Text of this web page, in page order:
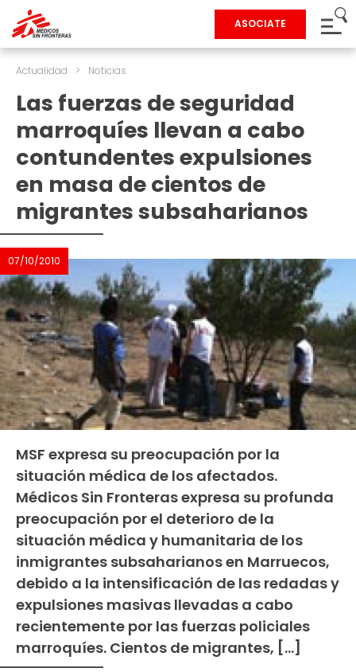
ASOCIATE
Actualidad > Noticias
Las fuerzas de seguridad
marroquíes llevan a cabo
contundentes expulsiones
en masa de cientos de
migrantes subsaharianos
07/10/2010
MSF expresa su preocupación por la
situación médica de los afectados.
Médicos Sin Fronteras expresa su profunda
preocupación por el deterioro de la
situación médica y humanitaria de los
inmigrantes subsaharianos en Marruecos,
debido a la intensificación de las redadas y
expulsiones masivas llevadas a cabo
recientemente por las fuerzas policiales
marroquíes. Cientos de migrantes, […]